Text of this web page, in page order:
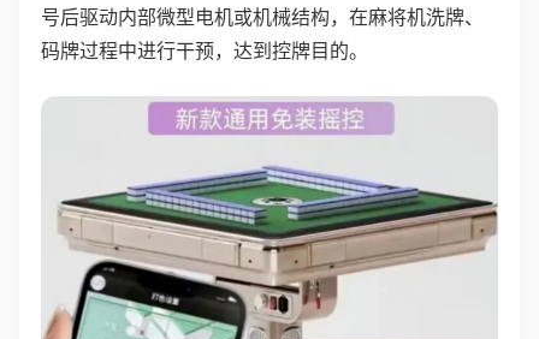
号后驱动内部微型电机或机械结构，在麻将机洗牌、
码牌过程中进行干预，达到控牌目的。